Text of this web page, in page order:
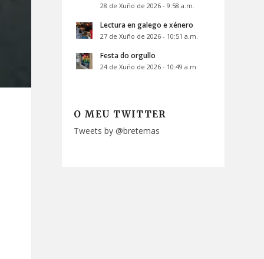
28 de Xuño de 2026 - 9:58 a.m.
Lectura en galego e xénero
27 de Xuño de 2026 - 10:51 a.m.
Festa do orgullo
24 de Xuño de 2026 - 10:49 a.m.
O MEU TWITTER
Tweets by @bretemas